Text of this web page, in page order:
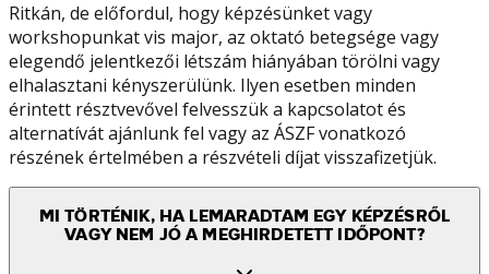
Ritkán, de előfordul, hogy képzésünket vagy
workshopunkat vis major, az oktató betegsége vagy
elegendő jelentkezői létszám hiányában törölni vagy
elhalasztani kényszerülünk. Ilyen esetben minden
érintett résztvevővel felvesszük a kapcsolatot és
alternatívát ajánlunk fel vagy az ÁSZF vonatkozó
részének értelmében a részvételi díjat visszafizetjük.
MI TÖRTÉNIK, HA LEMARADTAM EGY KÉPZÉSRŐL
VAGY NEM JÓ A MEGHIRDETETT IDŐPONT?